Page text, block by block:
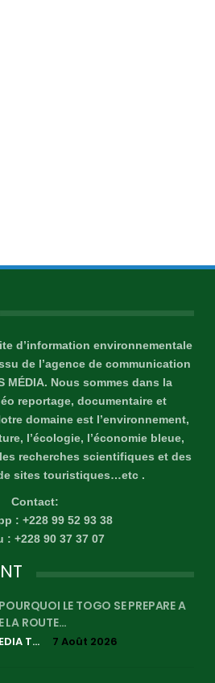
d’information environnementale
de l’agence de communication
MÉDIA. Nous sommes dans la
reportage, documentaire et
domaine est l’environnement,
l’écologie, l’économie bleue,
recherches scientifiques et des
sites touristiques…etc .
Contact:
: +228 99 52 93 38
: +228 90 37 37 07
LE TOGO SE PREPARE A
LA ROUTE…
EPLUS MEDIA TV 7 Août 2026